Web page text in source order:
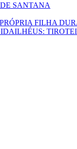
SANTANA
FILHA
ILHÉUS: